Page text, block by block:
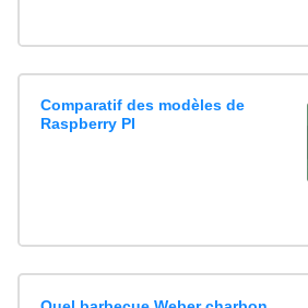
Comparatif des modèles de
Raspberry PI